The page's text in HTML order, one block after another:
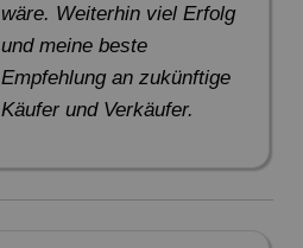
wäre. Weiterhin viel Erfolg
und meine beste
Empfehlung an zukünftige
Käufer und Verkäufer.